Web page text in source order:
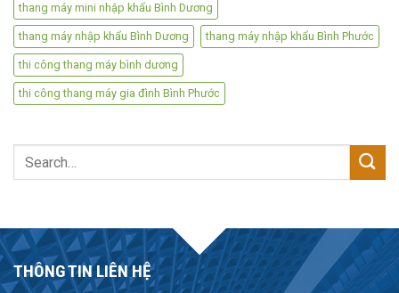
thang máy mini nhập khẩu Bình Dương
thang máy nhập khẩu Bình Dương thang máy nhập khẩu Bình Phước
thi công thang máy bình dương
thi công thang máy gia đình Bình Phước
Search
THÔNG TIN LIÊN HỆ